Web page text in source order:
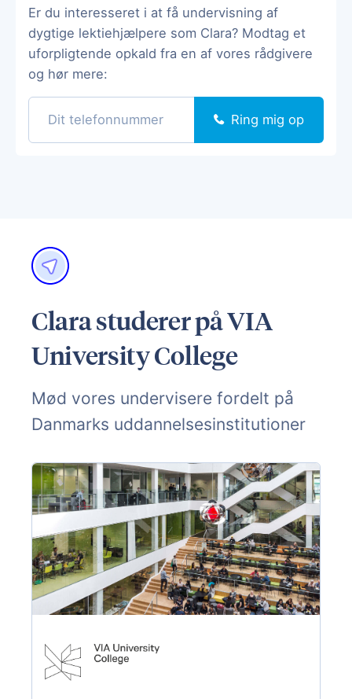
Er du interesseret i at få undervisning af
dygtige lektiehjælpere som Clara? Modtag et
uforpligtende opkald fra en af vores rådgivere
og hør mere:
Ring mig op
Clara studerer på VIA
University College
Mød vores undervisere fordelt på
Danmarks uddannelsesinstitutioner